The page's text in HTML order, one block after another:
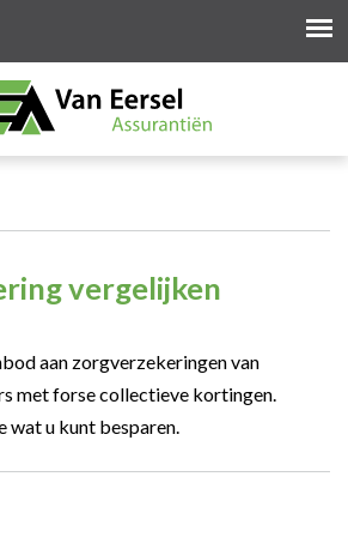
vergelijken
aan zorgverzekeringen van
met forse collectieve kortingen.
wat u kunt besparen.